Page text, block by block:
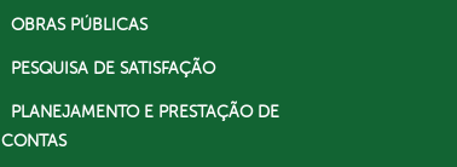
OBRAS PÚBLICAS
PESQUISA DE SATISFAÇÃO
PLANEJAMENTO E PRESTAÇÃO DE
CONTAS